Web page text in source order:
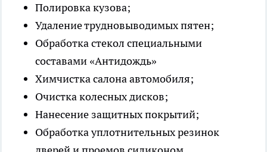
Полировка кузова;
Удаление трудновыводимых пятен;
Обработка стекол специальными
составами «Антидождь»
Химчистка салона автомобиля;
Очистка колесных дисков;
Нанесение защитных покрытий;
Обработка уплотнительных резинок